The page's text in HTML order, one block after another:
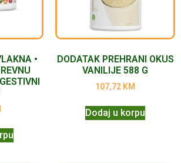
•
DODATAK PREHRANI OKUS
VANILIJE 588 G
107,72 KM
Dodaj u korpu